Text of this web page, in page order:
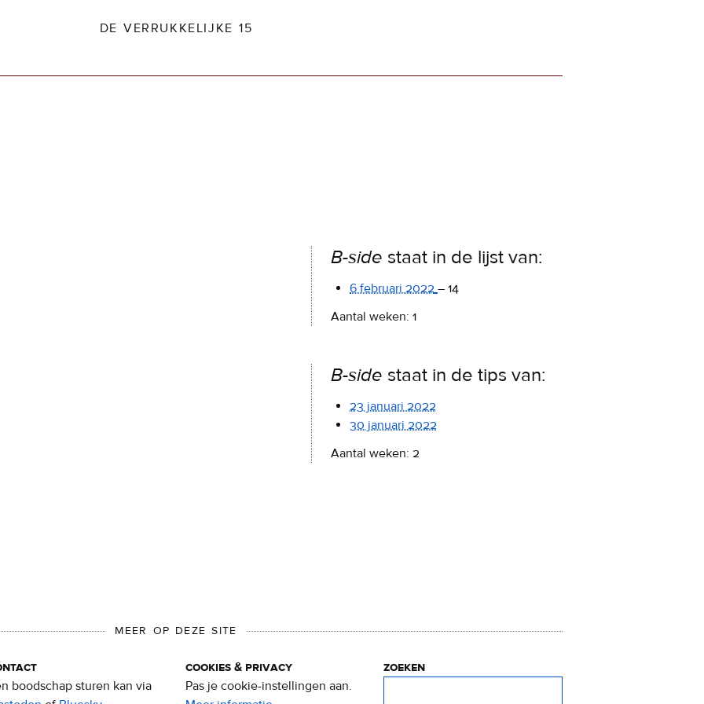
DE VERRUKKELIJKE 15
B-side staat in de lijst van:
6 februari 2022 – 14
Aantal weken: 1
B-side staat in de tips van:
23 januari 2022
30 januari 2022
Aantal weken: 2
MEER OP DEZE SITE
boodschap sturen kan via
cookies & privacy
Pas je cookie-instellingen aan.
zoeken